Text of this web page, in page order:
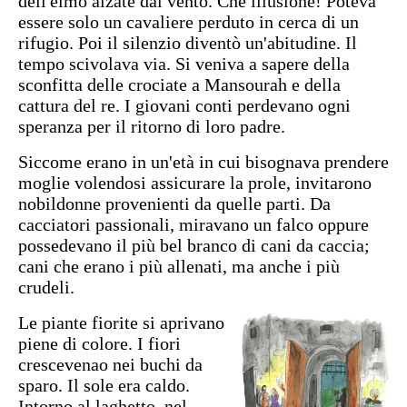
essere solo un cavaliere perduto in cerca di un
rifugio. Poi il silenzio diventò un'abitudine. Il
tempo scivolava via. Si veniva a sapere della
sconfitta delle crociate a Mansourah e della
cattura del re. I giovani conti perdevano ogni
speranza per il ritorno di loro padre.
Siccome erano in un'età in cui bisognava prendere
moglie volendosi assicurare la prole, invitarono
nobildonne provenienti da quelle parti. Da
cacciatori passionali, miravano un falco oppure
possedevano il più bel branco di cani da caccia;
cani che erano i più allenati, ma anche i più
crudeli.
Le piante fiorite si aprivano
piene di colore. I fiori
crescevenao nei buchi da
sparo. Il sole era caldo.